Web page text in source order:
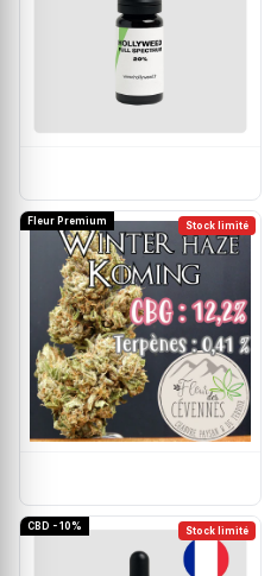
Stock limité
Fleur Premium
Stock limité
CBD - 10%